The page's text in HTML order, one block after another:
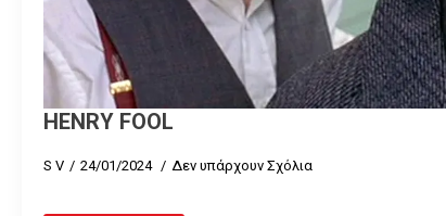
HENRY FOOL
S V 24/01/2024 Δεν υπάρχουν Σχόλια